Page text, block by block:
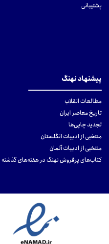
پشتیبانی
پیشنهاد نهنگ
مطالعات انقلاب
تاریخ معاصر ایران
تجدید چاپی‌ها
منتخبی از ادبیات انگلستان
منتخبی از ادبیات آلمان
کتاب‌های پرفروش نهنگ در هفته‌های گذشته